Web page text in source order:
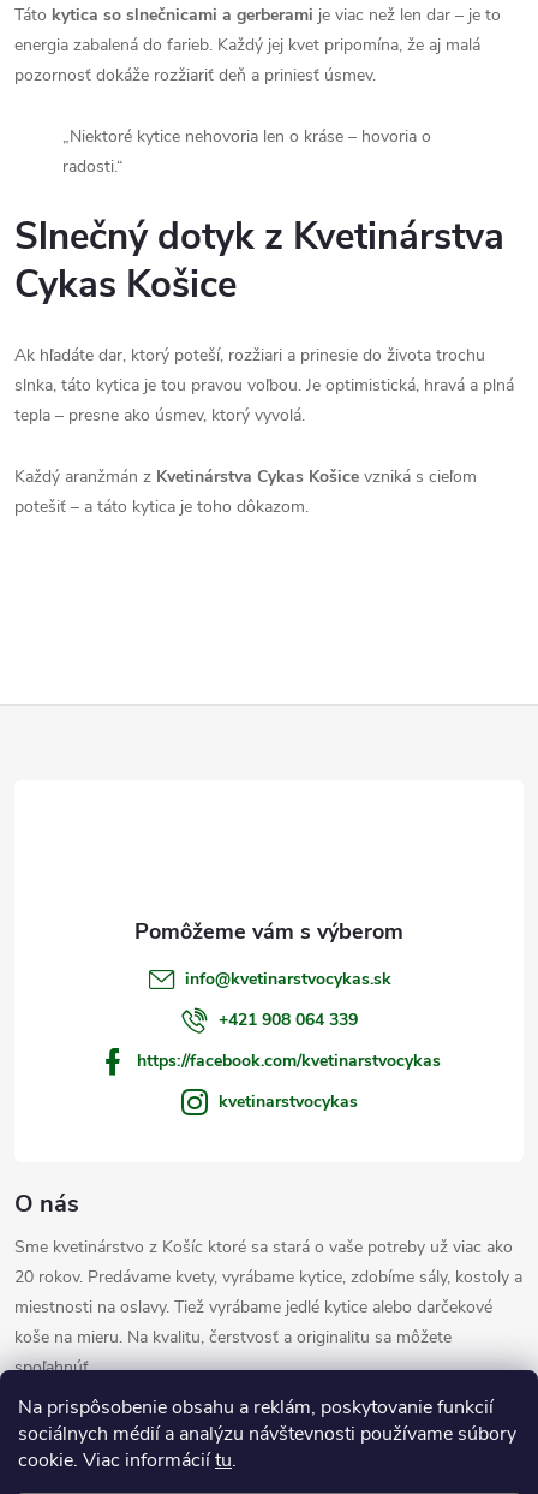
Na prispôsobenie obsahu a reklám, poskytovanie funkcií
sociálnych médií a analýzu návštevnosti používame súbory
cookie. Viac informáciítu.
Táto kytica so slnečnicami a gerberami je viac než len dar – je to
energia zabalená do farieb. Každý jej kvet pripomína, že aj malá
pozornosť dokáže rozžiariť deň a priniesť úsmev.
„Niektoré kytice nehovoria len o kráse – hovoria o
radosti.“
Slnečný dotyk z Kvetinárstva
Cykas Košice
Ak hľadáte dar, ktorý poteší, rozžiari a prinesie do života trochu
slnka, táto kytica je tou pravou voľbou. Je optimistická, hravá a plná
tepla – presne ako úsmev, ktorý vyvolá.
Každý aranžmán z Kvetinárstva Cykas Košice vzniká s cieľom
potešiť – a táto kytica je toho dôkazom.
O nás
Sme kvetinárstvo z Košíc ktoré sa stará o vaše potreby už viac ako
20 rokov. Predávame kvety, vyrábame kytice, zdobíme sály, kostoly a
miestnosti na oslavy. Tiež vyrábame jedlé kytice alebo darčekové
koše na mieru. Na kvalitu, čerstvosť a originalitu sa môžete
spoľahnúť.
Informácie pre vás
Užitočné odkazy
info@kvetinarstvocykas.sk
+421 908 064 339
https://facebook.com/kvetinarstvocykas
kvetinarstvocykas